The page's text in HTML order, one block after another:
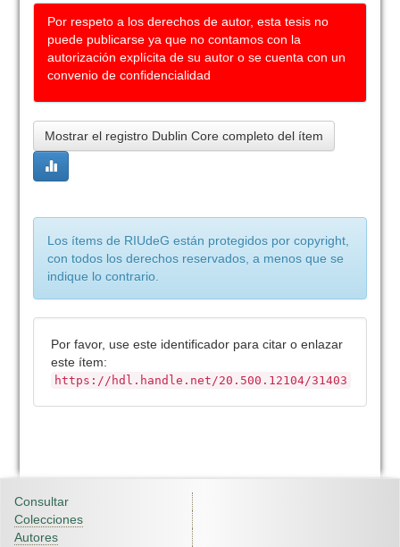
Por respeto a los derechos de autor, esta tesis no
puede publicarse ya que no contamos con la
autorización explícita de su autor o se cuenta con un
convenio de confidencialidad
Mostrar el registro Dublin Core completo del ítem
Los ítems de RIUdeG están protegidos por copyright,
con todos los derechos reservados, a menos que se
indique lo contrario.
Por favor, use este identificador para citar o enlazar
este ítem:
https://hdl.handle.net/20.500.12104/31403
Consultar
Colecciones
Autores